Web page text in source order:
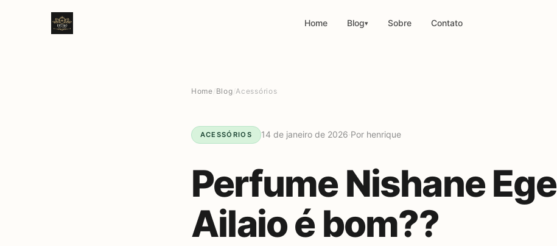
Home Blog▾ Sobre Contato
Home Blog /Acessórios
ACESSÓRIOS 14 de janeiro de 2026·Por henrique
Perfume Nishane Ege
Ailaio é bom??